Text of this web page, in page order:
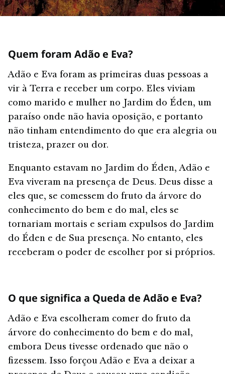
Quem foram Adão e Eva?
Adão e Eva foram as primeiras duas pessoas a
vir à Terra e receber um corpo. Eles viviam
como marido e mulher no Jardim do Éden, um
paraíso onde não havia oposição, e portanto
não tinham entendimento do que era alegria ou
tristeza, prazer ou dor.
Enquanto estavam no Jardim do Éden, Adão e
Eva viveram na presença de Deus. Deus disse a
eles que, se comessem do fruto da árvore do
conhecimento do bem e do mal, eles se
tornariam mortais e seriam expulsos do Jardim
do Éden e de Sua presença. No entanto, eles
receberam o poder de escolher por si próprios.
O que significa a Queda de Adão e Eva?
Adão e Eva escolheram comer do fruto da
árvore do conhecimento do bem e do mal,
embora Deus tivesse ordenado que não o
fizessem. Isso forçou Adão e Eva a deixar a